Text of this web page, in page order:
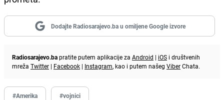
Dodajte Radiosarajevo.ba u omiljene Google izvore
Radiosarajevo.bapratite putem aplikacije za Android | iOS i društvenih
mreža Twitter | Facebook | Instagram, kao i putem našeg ViberChata.
#Amerika #vojnici